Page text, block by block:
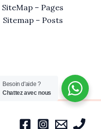
SiteMap – Pages
Sitemap – Posts
Besoin d'aide ?
Chattez avec nous